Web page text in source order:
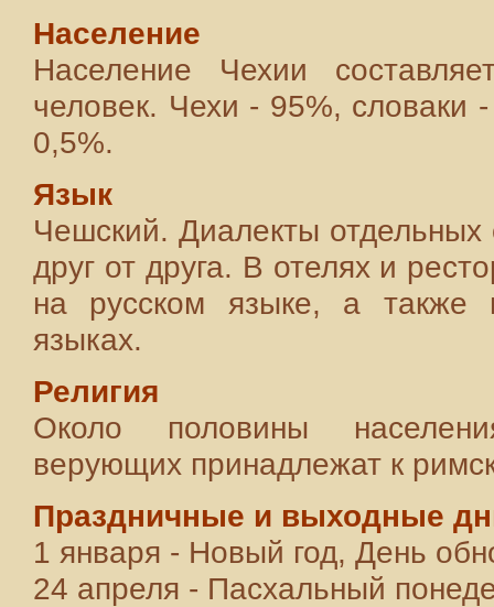
Население
Население Чехии
человек. Чехи - 95%, словаки
0,5%.
Язык
Чешский. Диалекты отдельных
друг от друга. В отелях и
на русском языке, а также
языках.
Религия
Около половины
верующих принадлежат к
Праздничные и выходные
1 января - Новый год, День
24 апреля - Пасхальный